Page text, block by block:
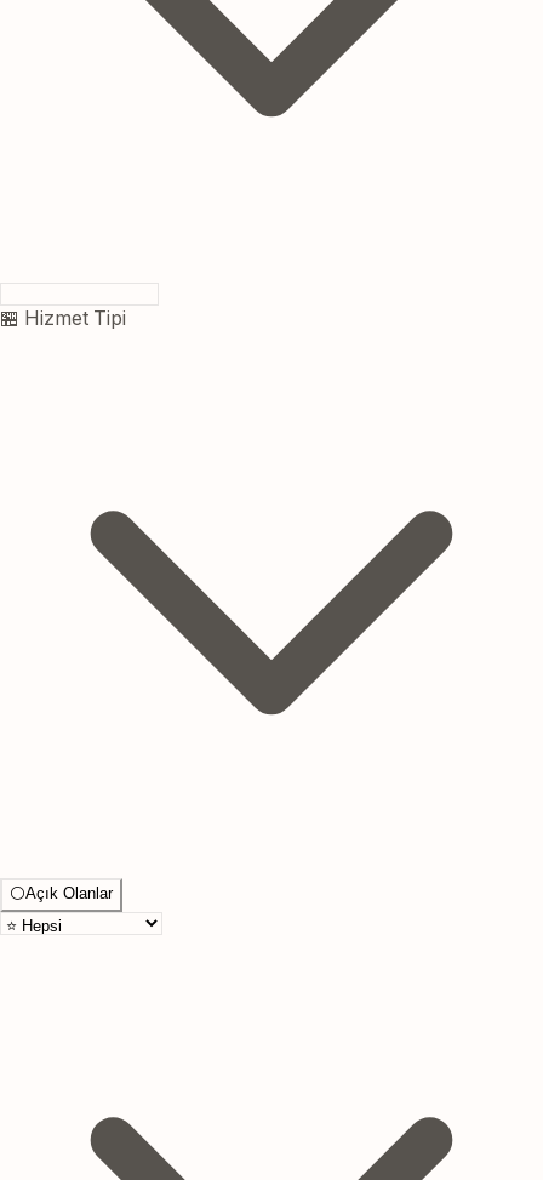
🏪 Hizmet Tipi
⚪Açık Olanlar